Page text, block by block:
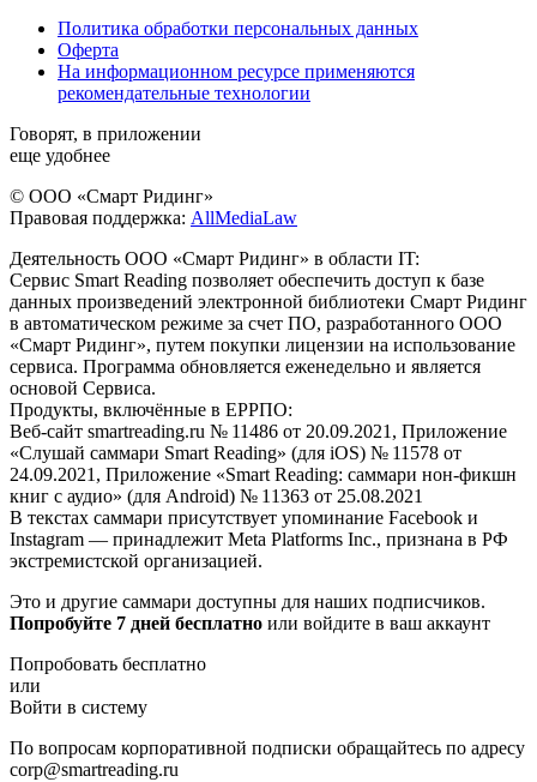
Политика обработки персональных данных
Оферта
На информационном ресурсе применяются
рекомендательные технологии
Говорят, в приложении
еще удобнее
© ООО «Смарт Ридинг»
Правовая поддержка: AllMediaLaw
Деятельность ООО «Смарт Ридинг» в области IT:
Сервис Smart Reading позволяет обеспечить доступ к базе
данных произведений электронной библиотеки Смарт Ридинг
в автоматическом режиме за счет ПО, разработанного ООО
«Смарт Ридинг», путем покупки лицензии на использование
сервиса. Программа обновляется еженедельно и является
основой Сервиса.
Продукты, включённые в ЕРРПО:
Веб-сайт smartreading.ru № 11486 от 20.09.2021, Приложение
«Слушай саммари Smart Reading» (для iOS) № 11578 от
24.09.2021, Приложение «Smart Reading: саммари нон-фикшн
книг с аудио» (для Android) № 11363 от 25.08.2021
В текстах саммари присутствует упоминание Facebook и
Instagram — принадлежит Meta Platforms Inc., признана в РФ
экстремистской организацией.
Это и другие саммари доступны для наших подписчиков.
Попробуйте 7 дней бесплатно или войдите в ваш аккаунт
Попробовать бесплатно
или
Войти в систему
По вопросам корпоративной подписки обращайтесь по адресу
corp@smartreading.ru